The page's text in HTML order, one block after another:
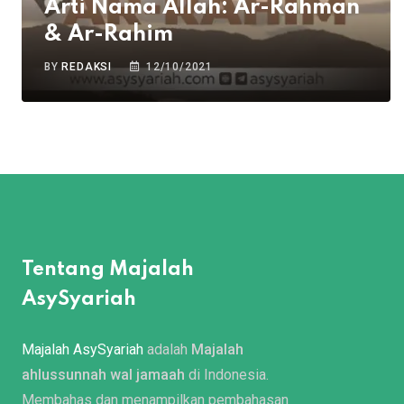
Arti Nama Allah: Ar-Rahman
& Ar-Rahim
BY REDAKSI 12/10/2021
Tentang Majalah
AsySyariah
Majalah AsySyariah adalah Majalah
ahlussunnah wal jamaah di Indonesia.
Membahas dan menampilkan pembahasan